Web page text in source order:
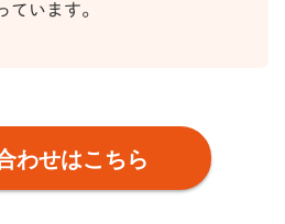
ています。
わせはこちら